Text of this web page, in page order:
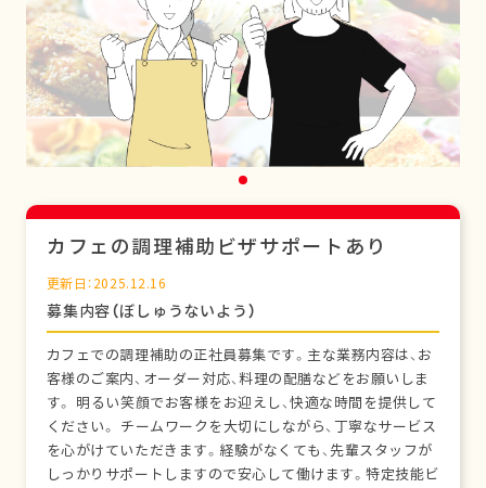
カフェの調理補助ビザサポートあり
更新日：2025.12.16
募集内容（ぼしゅうないよう）
カフェでの調理補助の正社員募集です。主な業務内容は、お
客様のご案内、オーダー対応、料理の配膳などをお願いしま
す。 明るい笑顔でお客様をお迎えし、快適な時間を提供して
ください。 チームワークを大切にしながら、丁寧なサービス
を心がけていただきます。経験がなくても、先輩スタッフが
しっかりサポートしますので安心して働けます。特定技能ビ